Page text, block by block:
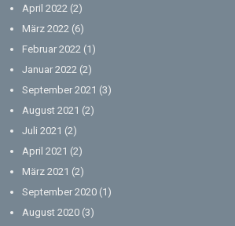
April 2022 (2)
März 2022 (6)
Februar 2022 (1)
Januar 2022 (2)
September 2021 (3)
August 2021 (2)
Juli 2021 (2)
April 2021 (2)
März 2021 (2)
September 2020 (1)
August 2020 (3)